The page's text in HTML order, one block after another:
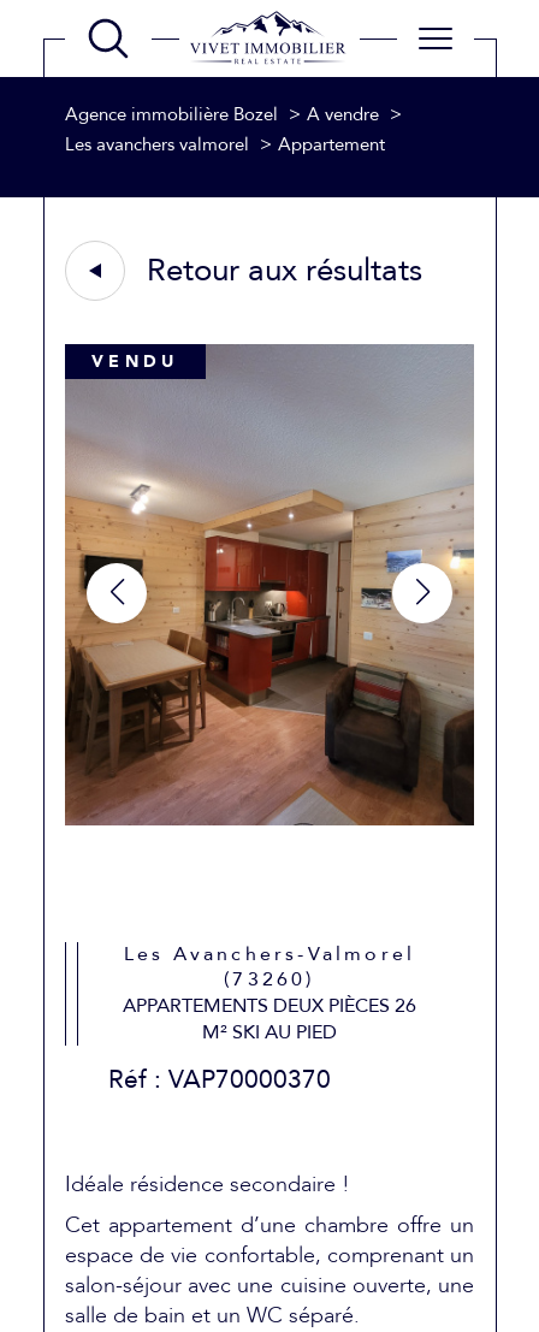
Agence immobilière Bozel
A vendre
Les avanchers valmorel
Appartement
Retour aux résultats
VENDU
Les Avanchers-Valmorel
(73260)
APPARTEMENTS DEUX PIÈCES 26
M² SKI AU PIED
Réf : VAP70000370
Idéale résidence secondaire !
Cet appartement d’une chambre offre un
espace de vie confortable, comprenant un
salon-séjour avec une cuisine ouverte, une
salle de bain et un WC séparé.